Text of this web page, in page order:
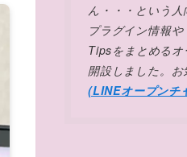
ん・・・という
プラグイン情報や
Tipsをまとめる
開設しました。お
(LINEオープンチ